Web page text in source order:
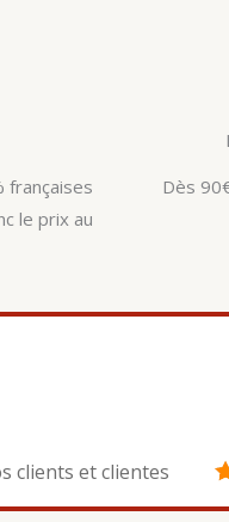
françaises
le prix au
Dès
clients et clientes